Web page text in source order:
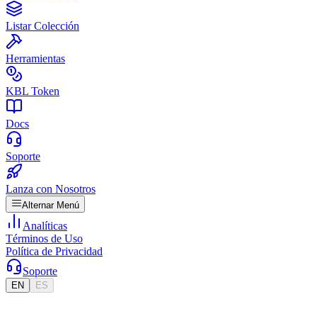
Listar Colección
Herramientas
KBL Token
Docs
Soporte
Lanza con Nosotros
Alternar Menú
Analíticas
Términos de Uso
Política de Privacidad
Soporte
EN ES